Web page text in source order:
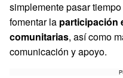
simplemente pasar
fomentar la participación
comunitarias, así como
comunicación y apoyo.